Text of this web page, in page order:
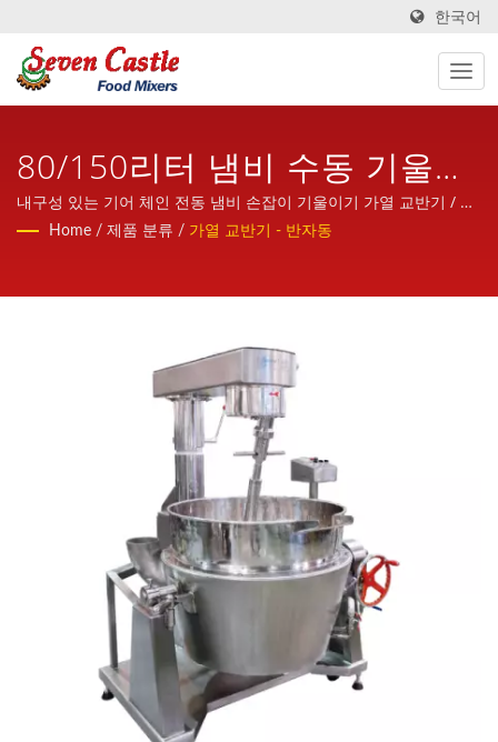
한국어
80/150리터 냄비 수동 기울임
가열 믹서
내구성 있는 기어 체인 전동 냄비 손잡이 기울이기 가열 교반기 / 七
堡는 친근하고 친절하며 전문 지식과 풍부한 경험을 바탕으로 전 세
Home / 제품 분류 / 가열 교반기 - 반자동